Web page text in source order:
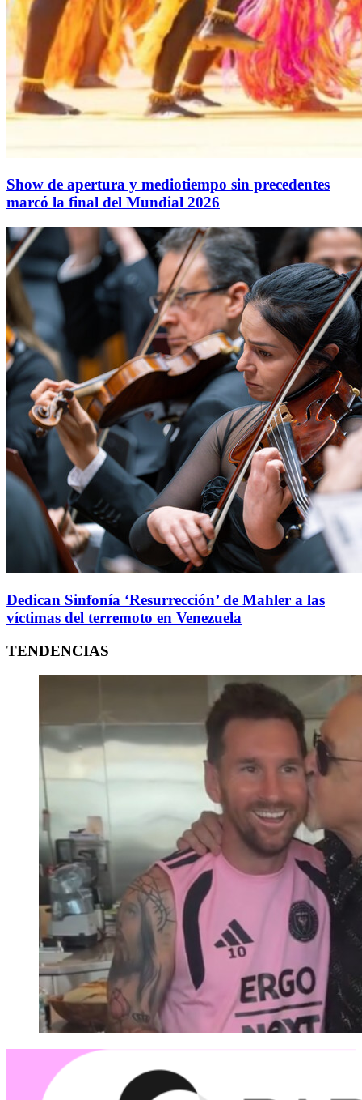
Show de apertura y mediotiempo sin precedentes
marcó la final del Mundial 2026
Dedican Sinfonía ‘Resurrección’ de Mahler a las
víctimas del terremoto en Venezuela
TENDENCIAS